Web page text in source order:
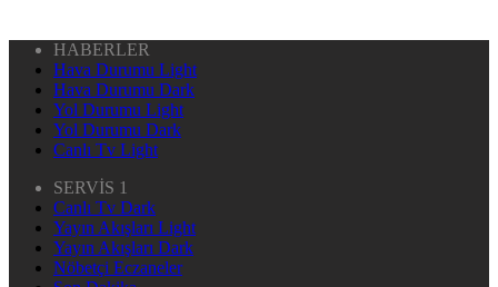
HABERLER
Hava Durumu Light
Hava Durumu Dark
Yol Durumu Light
Yol Durumu Dark
Canlı Tv Light
SERVİS 1
Canlı Tv Dark
Yayın Akışları Light
Yayın Akışları Dark
Nöbetçi Eczaneler